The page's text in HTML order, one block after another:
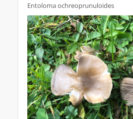
Entoloma ochreoprunuloides